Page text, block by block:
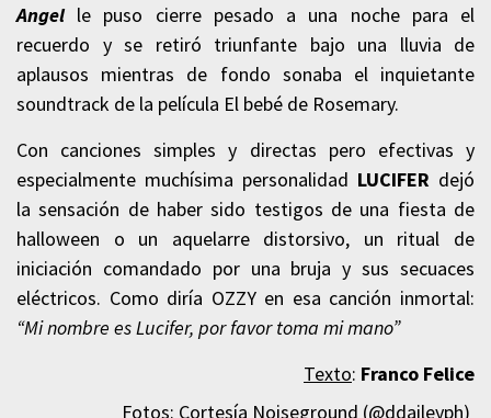
Angelle puso cierre pesado a una noche para el
recuerdo y se retiró triunfante bajo una lluvia de
aplausos mientras de fondo sonaba el inquietante
soundtrack de la película El bebé de Rosemary.
Con canciones simples y directas pero efectivas y
especialmente muchísima personalidad LUCIFER dejó
la sensación de haber sido testigos de una fiesta de
halloween o un aquelarre distorsivo, un ritual de
iniciación comandado por una bruja y sus secuaces
eléctricos. Como diría OZZY en esa canción inmortal:
“Mi nombre es Lucifer, por favor toma mi mano”
Texto: Franco Felice
Fotos: Cortesía Noiseground (@ddaileyph)